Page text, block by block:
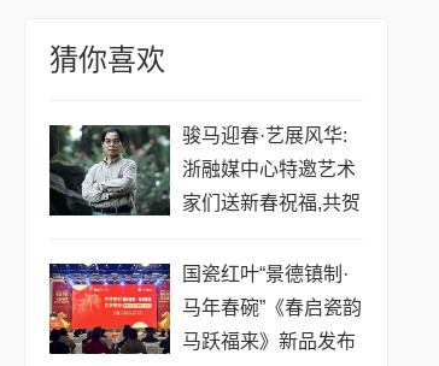
猜你喜欢
骏马迎春·艺展风华:
浙融媒中心特邀艺术
家们送新春祝福,共贺
老师
国瓷红叶“景德镇制·
马年春碗”《春启瓷韵
马跃福来》新品发布